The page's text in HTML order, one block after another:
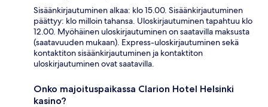
Sisäänkirjautuminen alkaa: klo 15.00. Sisäänkirjautuminen
päättyy: klo milloin tahansa. Uloskirjautuminen tapahtuu klo
12.00. Myöhäinen uloskirjautuminen on saatavilla maksusta
(saatavuuden mukaan). Express-uloskirjautuminen sekä
kontaktiton sisäänkirjautuminen ja kontaktiton
uloskirjautuminen ovat saatavilla.
Onko majoituspaikassa Clarion Hotel Helsinki
kasino?